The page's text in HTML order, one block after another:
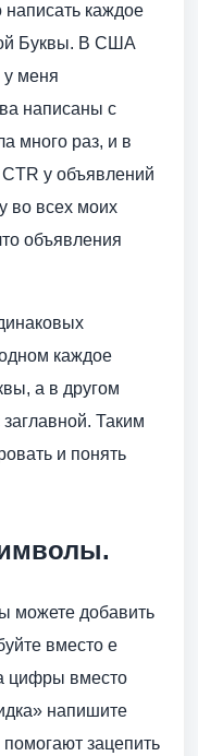
каждое
Буквы. В США
у меня
написаны с
много раз, и в
у объявлений
во всех моих
объявления
каждое
а в другом
Таким
и понять
можете добавить
вместо е
цифры вместо
напишите
зацепить